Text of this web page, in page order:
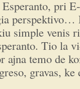
pri
perspektivo…
simple venis
Tio la
ajna temo de
gravas,